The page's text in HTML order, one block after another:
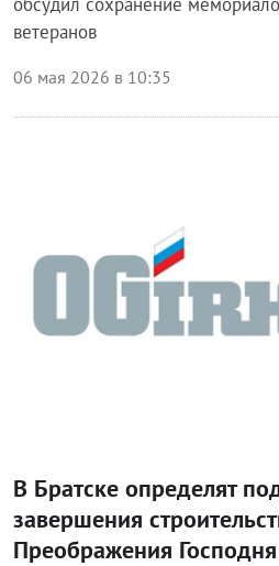
ветеранов
06 мая 2026 в 10:35
В Братске определят
завершения
Преображения Господня